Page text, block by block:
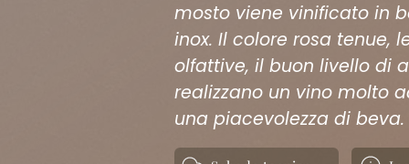
mosto viene vinificato in
inox. Il colore rosa tenue,
olfattive, il buon livello di
realizzano un vino molto
una piacevolezza di beva.